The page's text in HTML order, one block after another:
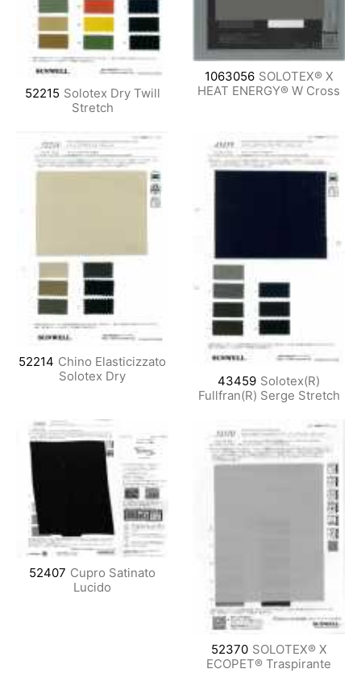
52215 Solotex Dry Twill
Stretch
1063056 SOLOTEX® X
HEAT ENERGY® W Cross
52214 Chino Elasticizzato
Solotex Dry
43459 Solotex(R)
Fullfran(R) Serge Stretch
52407 Cupro Satinato
Lucido
52370 SOLOTEX® X
ECOPET® Traspirante